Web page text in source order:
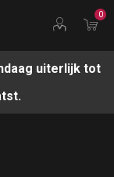
0
uiterlijk tot